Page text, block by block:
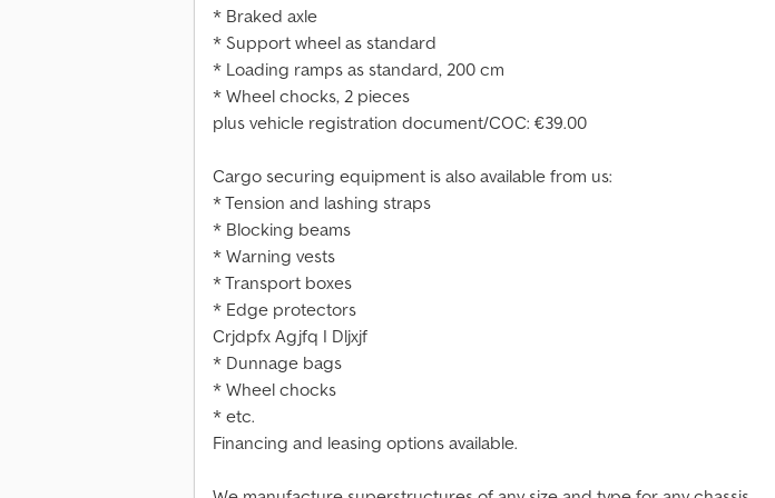
* Braked axle
* Support wheel as standard
* Loading ramps as standard, 200 cm
* Wheel chocks, 2 pieces
plus vehicle registration document/COC: €39.00
Cargo securing equipment is also available from us:
* Tension and lashing straps
* Blocking beams
* Warning vests
* Transport boxes
* Edge protectors
Crjdpfx Agjfq I Dljxjf
* Dunnage bags
* Wheel chocks
* etc.
Financing and leasing options available.